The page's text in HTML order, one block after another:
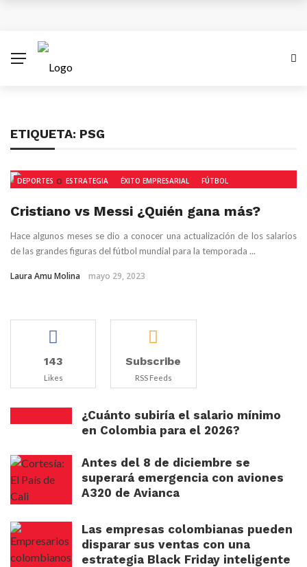
el 2026?
Antes del 8 de diciembre se superará emergencia
Las empresas colombianas pueden disparar sus
ventas con una estrategia Black Friday inteligente
de Ébano y Azúcar en la Literatura Global
ETIQUETA: PSG
DEPORTES ESTRATEGIA ÉXITO EMPRESARIAL FÚTBOL
Cristiano vs Messi ¿Quién gana más?
Hace algunos meses se dio a conocer una actualización de los salarios
de las grandes figuras del fútbol mundial para la temporada ...
Laura Amu Molina mayo 29, 2023
143
Likes
Subscribe
RSS Feeds
¿Cuánto subiría el salario mínimo
en Colombia para el 2026?
Antes del 8 de diciembre se
superará emergencia con aviones
A320 de Avianca
Las empresas colombianas pueden
disparar sus ventas con una
estrategia Black Friday inteligente